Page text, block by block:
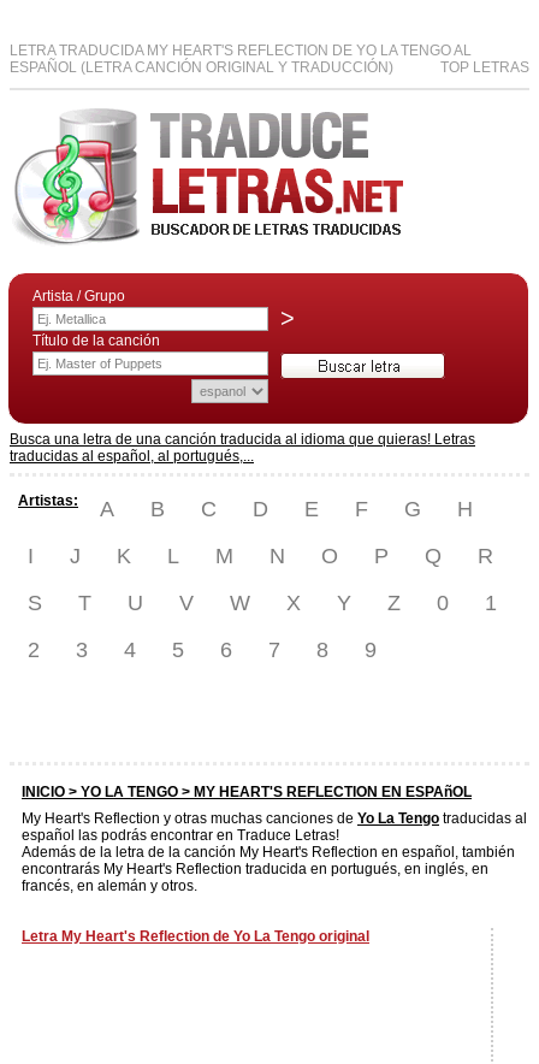
LETRA TRADUCIDA MY HEART'S REFLECTION DE YO LA TENGO AL
ESPAÑOL (LETRA CANCIÓN ORIGINAL Y TRADUCCIÓN)
TOP LETRAS
Artista / Grupo
>
Título de la canción
Busca una letra de una canción traducida al idioma que quieras! Letras
traducidas al español, al portugués,...
Artistas: A B C D E F G
H
I
J K L M N O P Q
R
S
T U V W X Y Z 0
1
2
3 4 5 6 7 8 9
INICIO > YO LA TENGO > MY HEART'S REFLECTION EN ESPAñOL
My Heart's Reflection y otras muchas canciones de Yo La Tengo traducidas al
español las podrás encontrar en Traduce Letras!
Además de la letra de la canción My Heart's Reflection en español, también
encontrarás My Heart's Reflection traducida en portugués, en inglés, en
francés, en alemán y otros.
Letra My Heart's Reflection de Yo La Tengo original